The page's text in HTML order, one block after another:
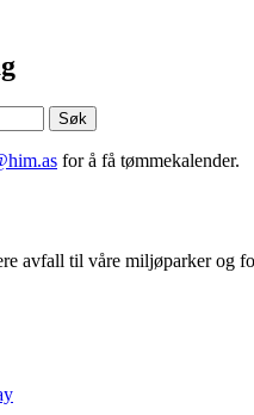
for å få tømmekalender.
avfall til våre miljøparker og